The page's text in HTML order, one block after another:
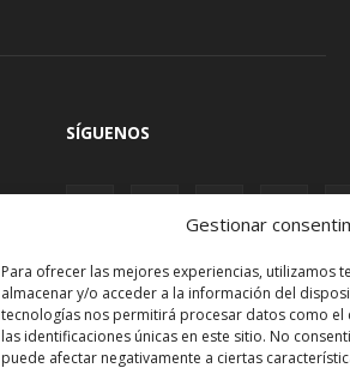
Gestionar
Para ofrecer las mejores experiencias, utilizamos
almacenar y/o acceder a la información del
tecnologías nos permitirá procesar datos como
las identificaciones únicas en este sitio. No
puede afectar negativamente a ciertas
SÍGUENOS